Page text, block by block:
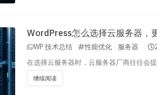
WordPress怎么选择云服务器，
WP 技术总结 性能优化 服务器
在选择云服务器时，云服务器厂商往往会
继续阅读